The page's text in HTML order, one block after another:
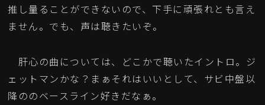
推し量ることができないので、下手に頑張れとも言え
ません。でも、声は聴きたいぞ。
肝心の曲については、どこかで聴いたイントロ。ジ
ェットマンかな？まぁそれはいいとして、サビ中盤以
降ののベースライン好きだなぁ。